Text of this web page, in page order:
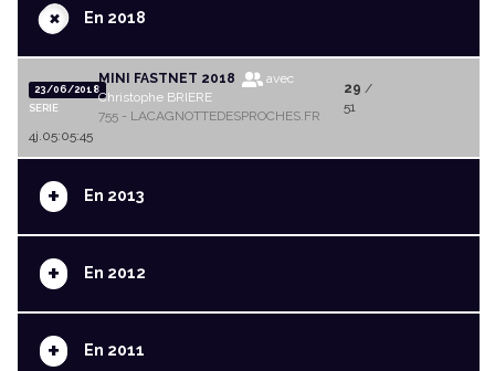
+En 2018
23/06/2018
SERIE
MINI FASTNET 2018
avec
Christophe BRIERE
755 - LACAGNOTTEDESPROCHES.FR
29 /
51
4j.05:05:45
+ En 2013
+ En 2012
+ En 2011